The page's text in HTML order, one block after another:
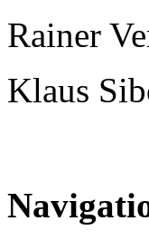
Rainer
Klaus